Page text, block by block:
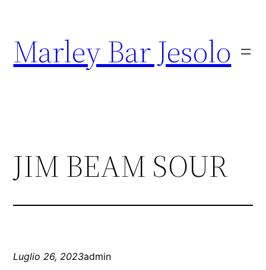
Marley Bar Jesolo
JIM BEAM SOUR
Luglio 26, 2023admin